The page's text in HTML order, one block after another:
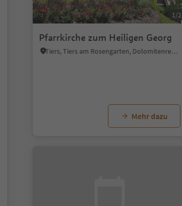
1/2
Pfarrkirche zum Heiligen Georg
Tiers, Tiers am Rosengarten, Dolomitenregion Seiser Alm
Mehr dazu